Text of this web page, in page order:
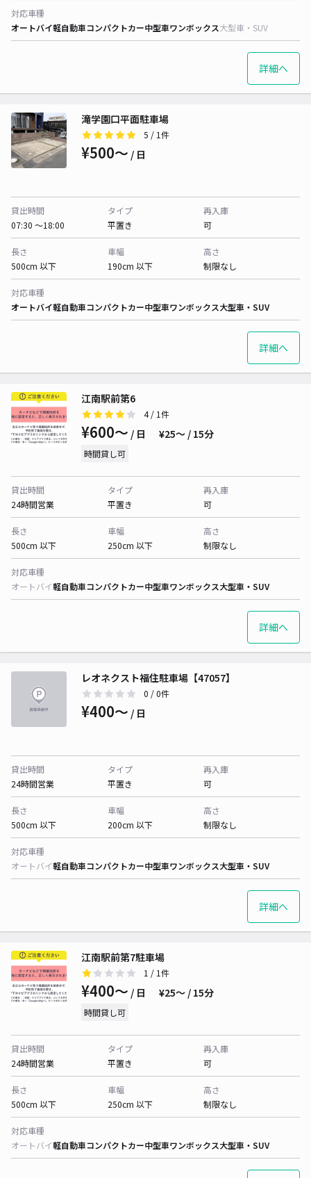
対応車種
オートバイ軽自動車コンパクトカー中型車ワンボックス大型車・SUV
詳細へ
滝学園口平面駐車場
5 / 1件
¥500〜 / 日
貸出時間
07:30 〜18:00
タイプ
平置き
再入庫
可
長さ
500cm 以下
車幅
190cm 以下
高さ
制限なし
対応車種
オートバイ軽自動車コンパクトカー中型車ワンボックス大型車・SUV
詳細へ
江南駅前第6
4/ 1件
¥600〜 / 日 ¥25〜 / 15分
時間貸し可
貸出時間
24時間営業
タイプ
平置き
再入庫
可
長さ
500cm 以下
車幅
250cm 以下
高さ
制限なし
対応車種
オートバイ軽自動車コンパクトカー中型車ワンボックス大型車・SUV
詳細へ
レオネクスト福住駐車場【47057】
0 / 0件
¥400〜 / 日
貸出時間
24時間営業
タイプ
平置き
再入庫
可
長さ
500cm 以下
車幅
200cm 以下
高さ
制限なし
対応車種
オートバイ軽自動車コンパクトカー中型車ワンボックス大型車・SUV
詳細へ
江南駅前第7駐車場
1 / 1件
¥400〜 / 日 ¥25〜 / 15分
時間貸し可
貸出時間
24時間営業
タイプ
平置き
再入庫
可
長さ
500cm 以下
車幅
250cm 以下
高さ
制限なし
対応車種
オートバイ軽自動車コンパクトカー中型車ワンボックス大型車・SUV